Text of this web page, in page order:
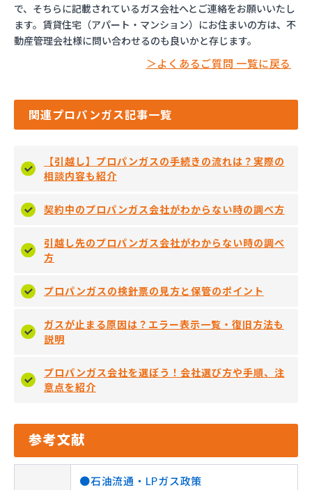
で、そちらに記載されているガス会社へとご連絡をお願いいたし
ます。賃貸住宅（アパート・マンション）にお住まいの方は、不
動産管理会社様に問い合わせるのも良いかと存じます。
＞よくあるご質問 一覧に戻る
関連プロパンガス記事一覧
【引越し】プロパンガスの手続きの流れは？実際の
相談内容も紹介
契約中のプロパンガス会社がわからない時の調べ方
引越し先のプロパンガス会社がわからない時の調べ
方
プロパンガスの検針票の見方と保管のポイント
ガスが止まる原因は？エラー表示一覧・復旧方法も
説明
プロパンガス会社を選ぼう！会社選び方や手順、注
意点を紹介
参考文献
●石油流通・LPガス政策